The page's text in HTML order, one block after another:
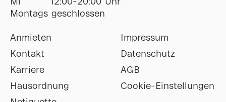
Mi
12:00-20:00 Uhr
Montags geschlossen
Anmieten
Kontakt
Karriere
Hausordnung
Impressum
Datenschutz
AGB
Cookie-Einstellungen